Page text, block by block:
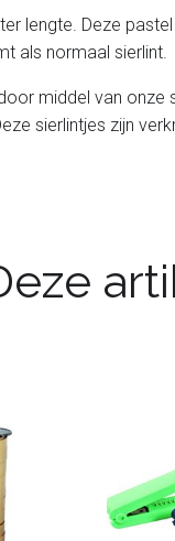
lengte. Deze
als normaal sierlint.
middel van
sierlintjes zijn